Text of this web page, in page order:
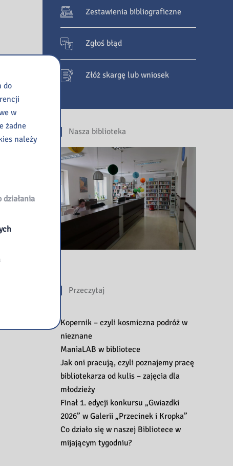
Zestawienia bibliograficzne
Zgłoś błąd
Złóż skargę lub wniosek
Nasza biblioteka
Przeczytaj
Kopernik – czyli kosmiczna podróż w
nieznane
ManiaLAB w bibliotece
Jak oni pracują, czyli poznajemy pracę
bibliotekarza od kulis – zajęcia dla
młodzieży
Finał 1. edycji konkursu „Gwiazdki
2026” w Galerii „Przecinek i Kropka”
Co działo się w naszej Bibliotece w
mijającym tygodniu?
do
w
żadne
należy
działania